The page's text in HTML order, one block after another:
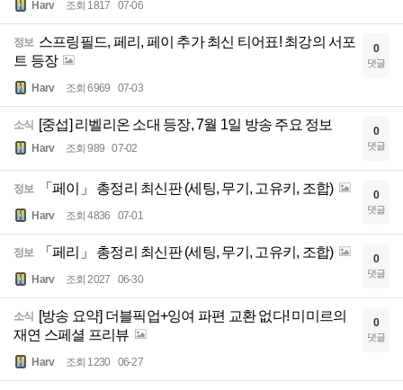
Harv 조회 1817 07-06
정보 스프링필드, 페리, 페이 추가 최신 티어표! 최강의 서포
트 등장
Harv 조회 6969 07-03
0
댓글
소식 [중섭] 리벨리온 소대 등장, 7월 1일 방송 주요 정보
Harv 조회 989 07-02
0
댓글
정보 「페이」 총정리 최신판 (세팅, 무기, 고유키, 조합)
Harv 조회 4836 07-01
0
댓글
정보 「페리」 총정리 최신판 (세팅, 무기, 고유키, 조합)
Harv 조회 2027 06-30
0
댓글
소식
[방송 요약] 더블픽업+잉여 파편 교환 없다! 미미르의
재연 스페셜 프리뷰
Harv 조회 1230 06-27
0
댓글